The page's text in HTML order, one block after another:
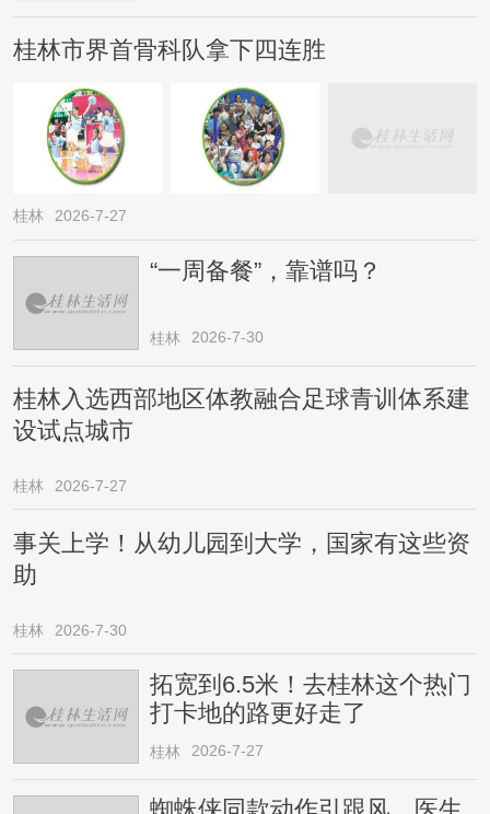
桂林市界首骨科队拿下四连胜
桂林 2026-7-27
“一周备餐”，靠谱吗？
桂林 2026-7-30
桂林入选西部地区体教融合足球青训体系建
设试点城市
桂林 2026-7-27
事关上学！从幼儿园到大学，国家有这些资
助
桂林 2026-7-30
拓宽到6.5米！去桂林这个热门
打卡地的路更好走了
桂林 2026-7-27